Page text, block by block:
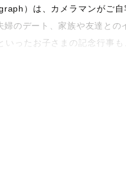
）は、カメラマンがご
婦のデート、家族や友達との
いったお子さまの記念行事